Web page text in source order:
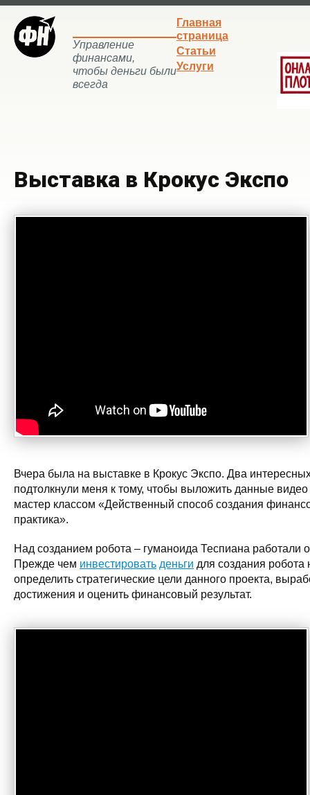
Управление
финансами,
чтобы деньги были
всегда
Главная
страница
Статьи
Услуги
Выставка в Крокус Экспо
Вчера была на выставке в Крокус Экспо. Два
подтолкнули меня к тому, чтобы выложить данные
мастер классом «Действенный способ создания
практика».
Над созданием робота – гуманоида Теспиана работали
Прежде чем инвестировать деньги для создания
определить стратегические цели данного проекта,
достижения и оценить финансовый результат.